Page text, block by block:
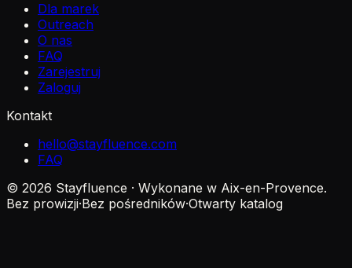
Dla marek
Outreach
O nas
FAQ
Zarejestruj
Zaloguj
Kontakt
hello@stayfluence.com
FAQ
© 2026 Stayfluence · Wykonane w Aix-en-Provence.
Bez prowizji·Bez pośredników·Otwarty katalog